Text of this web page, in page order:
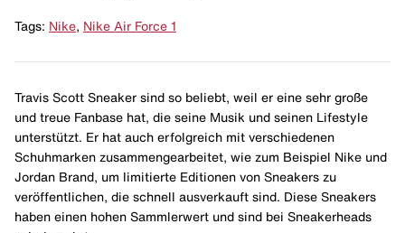
Tags: Nike Nike Air Force 1
Travis Scott Sneaker sind so beliebt, weil er eine sehr große
und treue Fanbase hat, die seine Musik und seinen Lifestyle
unterstützt. Er hat auch erfolgreich mit verschiedenen
Schuhmarken zusammengearbeitet, wie zum Beispiel Nike und
Jordan Brand, um limitierte Editionen von Sneakers zu
veröffentlichen, die schnell ausverkauft sind. Diese Sneakers
haben einen hohen Sammlerwert und sind bei Sneakerheads